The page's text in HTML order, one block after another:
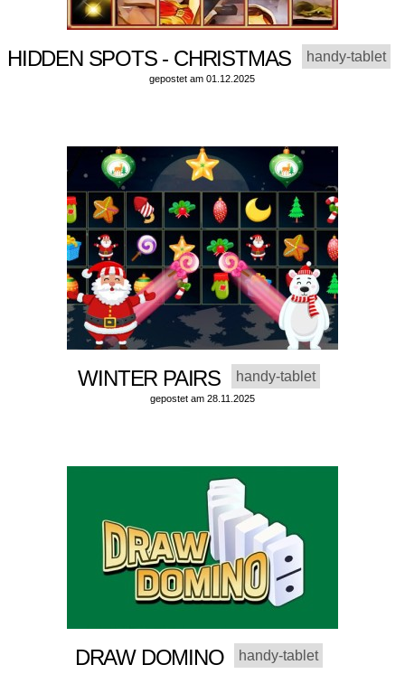
HIDDEN SPOTS - CHRISTMAS handy-tablet
gepostet am 01.12.2025
WINTER PAIRS handy-tablet
gepostet am 28.11.2025
DRAW DOMINO handy-tablet